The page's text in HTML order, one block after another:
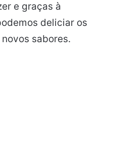
e graças à
deliciar os
sabores.